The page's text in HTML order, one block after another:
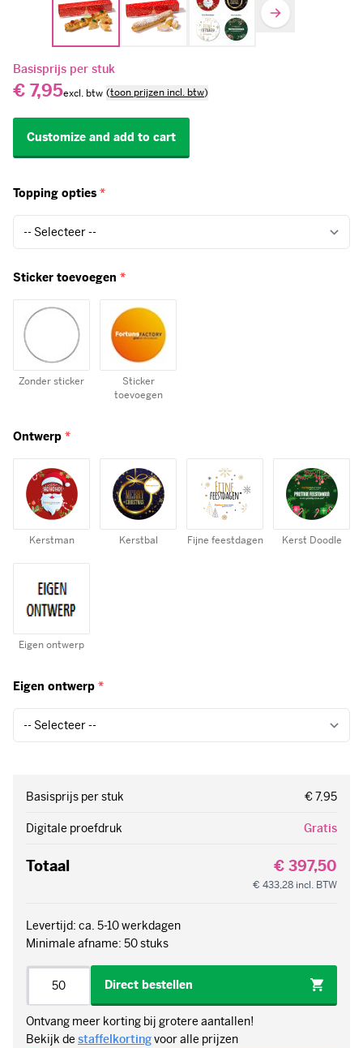
Basisprijs per stuk
€ 7,95 (toon prijzen incl. btw)
Customize and add to cart
Topping opties *
Sticker toevoegen *
Zonder sticker
Sticker
toevoegen
Ontwerp *
Kerstman Kerstbal Fijne feestdagen Kerst Doodle
Eigen ontwerp
Eigen ontwerp *
Basisprijs per stuk € 7,95
Digitale proefdruk Gratis
Totaal € 397,50
€ 433,28 incl. BTW
Levertijd: ca. 5-10 werkdagen
Minimale afname: 50 stuks
Direct bestellen
Ontvang meer korting bij grotere aantallen!
Bekijk de staffelkortingvoor alle prijzen